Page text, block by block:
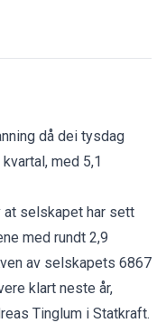
då dei tysdag
med 5,1
at selskapet har sett
med rundt 2,9
av selskapets 6867
klart neste år,
Tinglum i Statkraft.